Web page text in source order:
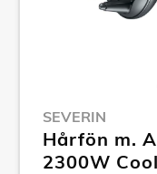
SEVERIN
Hårfön m.
2300W